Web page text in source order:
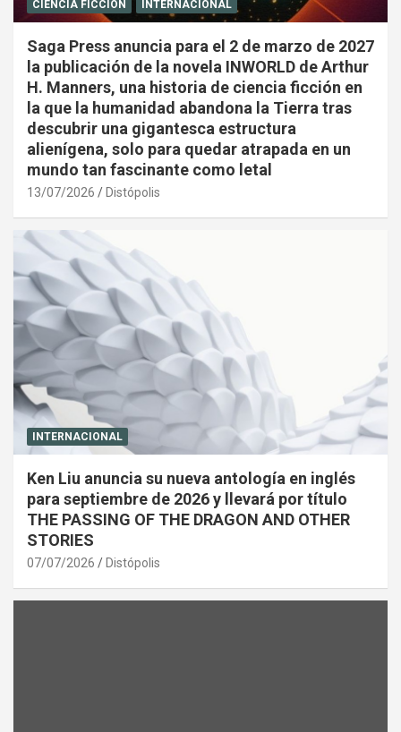
CIENCIA FICCIÓN INTERNACIONAL
Saga Press anuncia para el 2 de marzo de 2027
la publicación de la novela INWORLD de Arthur
H. Manners, una historia de ciencia ficción en
la que la humanidad abandona la Tierra tras
descubrir una gigantesca estructura
alienígena, solo para quedar atrapada en un
mundo tan fascinante como letal
13/07/2026 Distópolis
INTERNACIONAL
Ken Liu anuncia su nueva antología en inglés
para septiembre de 2026 y llevará por título
THE PASSING OF THE DRAGON AND OTHER
STORIES
07/07/2026 Distópolis